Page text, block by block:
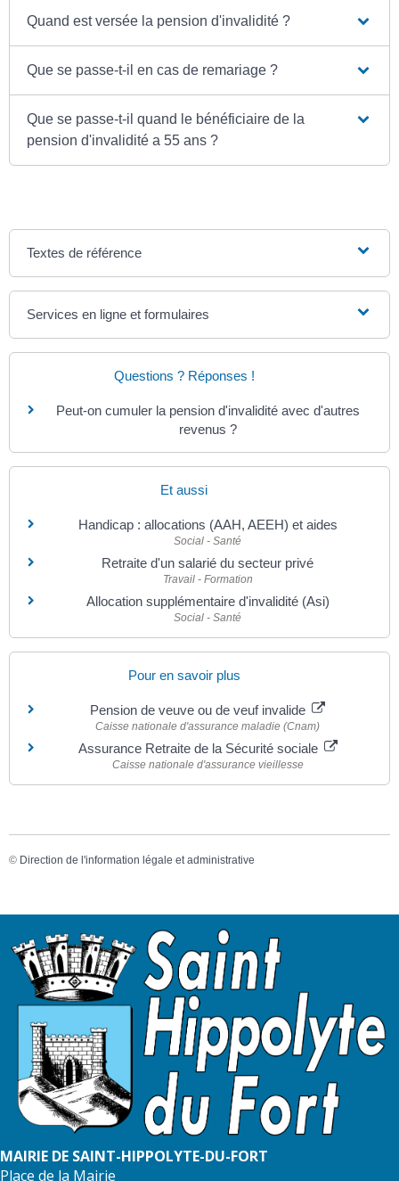
Quand est versée la pension d'invalidité ?
Que se passe-t-il en cas de remariage ?
Que se passe-t-il quand le bénéficiaire de la
pension d'invalidité a 55 ans ?
Textes de référence
Services en ligne et formulaires
Questions ? Réponses !
Peut-on cumuler la pension d'invalidité avec d'autres
revenus ?
Et aussi
Handicap : allocations (AAH, AEEH) et aides
Social - Santé
Retraite d'un salarié du secteur privé
Travail - Formation
Allocation supplémentaire d'invalidité (Asi)
Social - Santé
Pour en savoir plus
Pension de veuve ou de veuf invalide
Caisse nationale d'assurance maladie (Cnam)
Assurance Retraite de la Sécurité sociale
Caisse nationale d'assurance vieillesse
© Direction de l'information légale et administrative
MAIRIE DE SAINT-HIPPOLYTE-DU-FORT
Place de la Mairie